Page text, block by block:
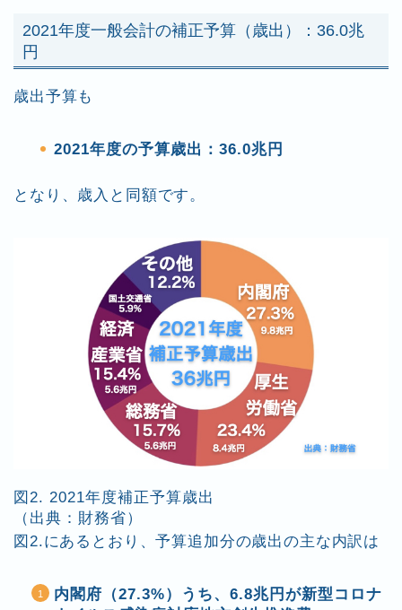
2021年度一般会計の補正予算（歳出）：36.0兆
円
歳出予算も
2021年度の予算歳出：36.0兆円
となり、歳入と同額です。
図2. 2021年度補正予算歳出
（出典：財務省）
図2.にあるとおり、予算追加分の歳出の主な内訳は
内閣府（27.3%）うち、6.8兆円が新型コロナ